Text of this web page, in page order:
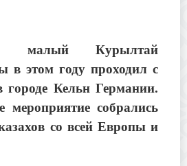
малый Курылтай
в этом году проходил с
Кельн Германии.
мероприятие собрались
со всей Европы и